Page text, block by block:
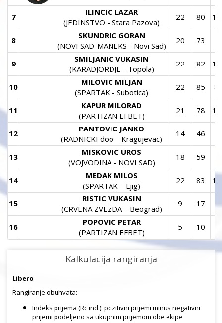
7
ILINCIC LAZAR
(JEDINSTVO - Stara Pazova)
22 80
8
SKUNDRIC GORAN
(NOVI SAD-MANEKS - Novi Sad)
20 73
9
SMILJANIC VUKASIN
(KARADJORDJE - Topola)
22 82
10
MILOVIC MILJAN
(SPARTAK - Subotica)
22 85
11
KAPUR MILORAD
(PARTIZAN EFBET)
21 78
12
PANTOVIC JANKO
(RADNICKI doo – Kragujevac)
14 46
13
MISKOVIC UROS
(VOJVODINA - NOVI SAD)
18 59
14
MEDAK MILOS
(SPARTAK – Ljig)
22 83
15
RISTIC VUKASIN
(CRVENA ZVEZDA – Beograd)
9 17
16
POPOVIC PETAR
(PARTIZAN EFBET)
5 10
Kalkulacija rangiranja
Libero
Rangiranje obuhvata:
Indeks prijema (Rc ind.): pozitivni prijemi minus negativni
prijemi podeljeno sa ukupnim prijemom obe ekipe